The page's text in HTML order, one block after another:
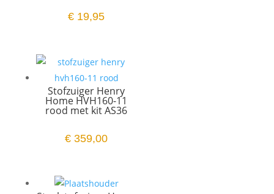
€ 19,95
Stofzuiger Henry
Home HVH160-11
rood met kit AS36
€ 359,00